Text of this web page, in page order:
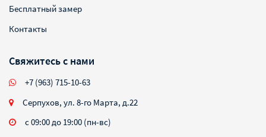
Бесплатный замер
Контакты
Свяжитесь с нами
+7 (963) 715-10-63
Серпухов, ул. 8-го Марта, д.22
с 09:00 до 19:00 (пн-вс)